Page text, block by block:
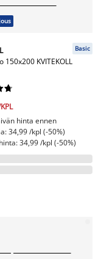
150x200 KVITEKOLL
Basic


hinta ennen
34,99 /kpl (-50%)
34,99 /kpl (-50%)